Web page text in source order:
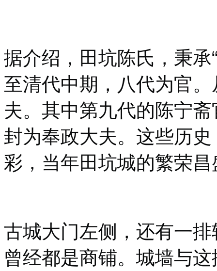
据介绍，田坑陈氏，秉
至清代中期，八代为官
夫。其中第九代的陈宁
封为奉政大夫。这些历
彩，当年田坑城的繁荣
古城大门左侧，还有一
曾经都是商铺。城墙与